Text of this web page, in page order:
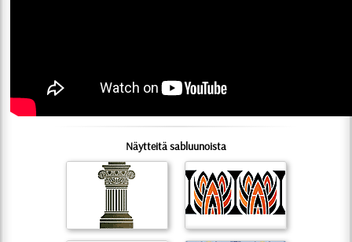
Näytteitä sabluunoista